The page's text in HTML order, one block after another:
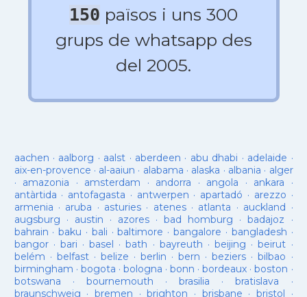
150 països i uns 300
grups de whatsapp des
del 2005.
aachen · aalborg · aalst · aberdeen · abu dhabi · adelaide ·
aix-en-provence · al-aaiun · alabama · alaska · albania · alger
· amazonia · amsterdam · andorra · angola · ankara ·
antàrtida · antofagasta · antwerpen · apartadó · arezzo ·
armenia · aruba · asturies· atenes· atlanta · auckland ·
augsburg · austin · azores·bad homburg ·badajoz ·
bahrain ·baku · bali ·baltimore ·bangalore · bangladesh ·
bangor· bari ·basel ·bath · bayreuth ·beijing ·beirut ·
belém · belfast· belize · berlin ·bern ·beziers ·bilbao ·
birmingham · bogota · bologna ·bonn ·bordeaux ·boston ·
botswana · bournemouth ·brasilia ·bratislava ·
braunschweig · bremen ·brighton · brisbane · bristol ·